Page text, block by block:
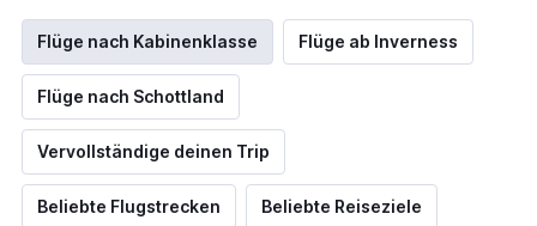
Flüge nach Kabinenklasse Flüge ab Inverness
Flüge nach Schottland
Vervollständige deinen Trip
Beliebte Flugstrecken Beliebte Reiseziele